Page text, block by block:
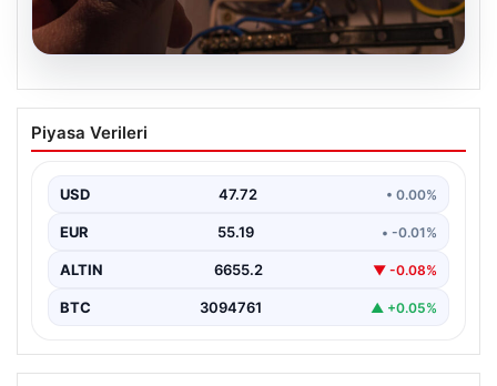
09.08.2026
İstanbul’un 22 İlçesinde 9 Saatlik
Elektrik Kesintisi-Yeni Program
İstanbul genelinde altyapı çalışmaları ve bakım
başlatıldı.…
Piyasa Verileri
USD 47.72 • 0.00%
EUR 55.19 • -0.01%
ALTIN 6655.2 ▼ -0.08%
BTC 3094761 ▲ +0.05%